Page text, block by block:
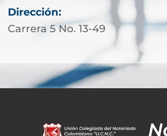
Dirección:
Carrera 5 No. 13-49